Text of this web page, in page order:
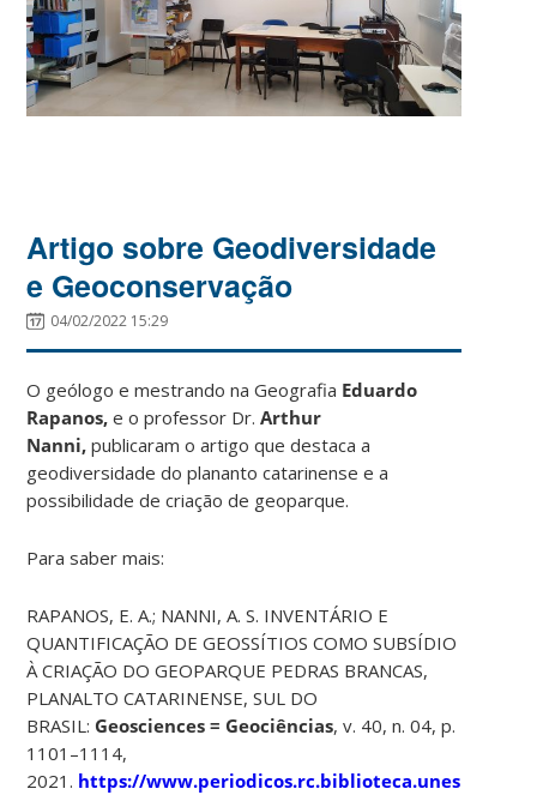
Artigo sobre Geodiversidade
e Geoconservação
04/02/2022 15:29
O geólogo e mestrando na Geografia Eduardo
Rapanos,e o professor Dr.Arthur
Nanni, publicaram o artigo que destaca a
geodiversidade do plananto catarinense e a
possibilidade de criação de geoparque.
Para saber mais:
RAPANOS, E. A.; NANNI, A. S. INVENTÁRIO E
QUANTIFICAÇÃO DE GEOSSÍTIOS COMO SUBSÍDIO
À CRIAÇÃO DO GEOPARQUE PEDRAS BRANCAS,
PLANALTO CATARINENSE, SUL DO
BRASIL: Geosciences = Geociências, v. 40, n. 04, p.
1101–1114,
2021. https://www.periodicos.rc.biblioteca.unesp.br/